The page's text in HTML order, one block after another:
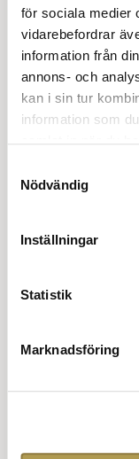
för sociala medier
vidarebefordrar
information från
annons- och
kan i sin tur
information som
Nödvändig
Inställningar
Statistik
Marknadsföring
Etik på
Sociala
användas
Men det
Att